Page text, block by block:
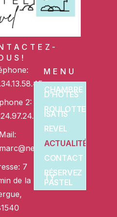
2:
Mail:
7
de la
MENU
CHAMBRE
D’HÔTES
ROULOTTE
ISATIS
REVEL
ACTUALITÉS
CONTACT
RÉSERVEZ
TY
PASTEL